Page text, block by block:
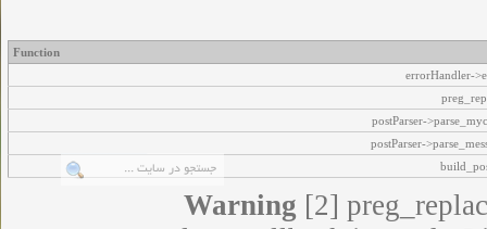
Function
errorHandler-
postParser-
postParser-
Warning [2]